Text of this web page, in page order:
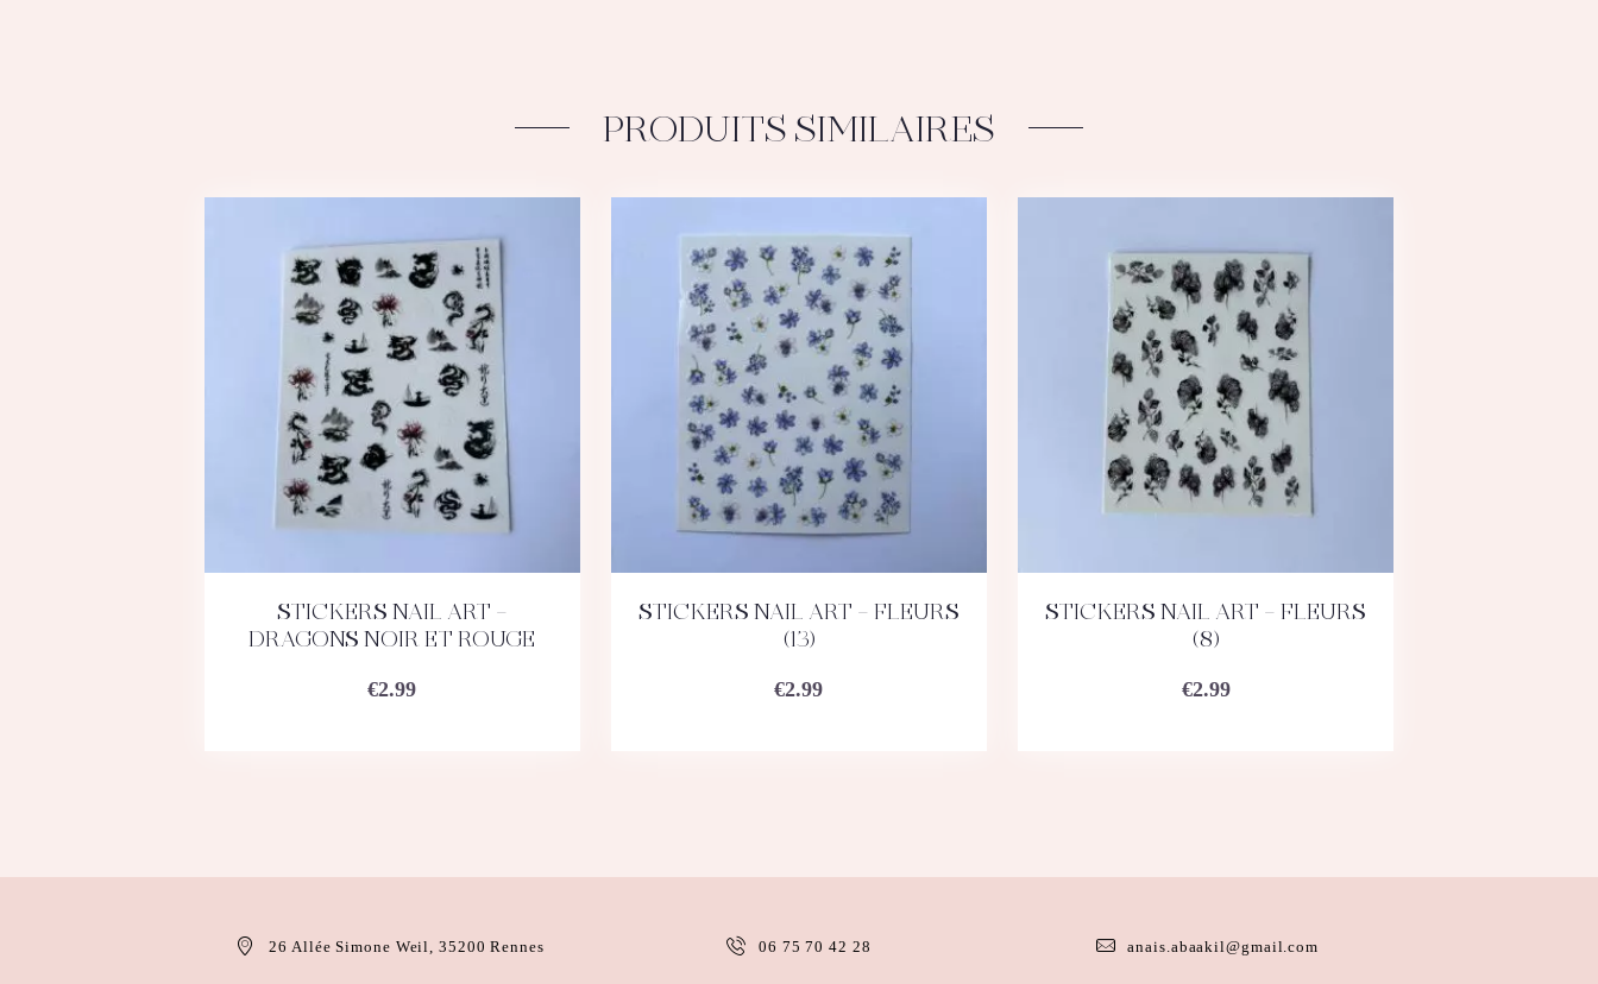
PRODUITS SIMILAIRES
ACHETEZ DÉTAILS
STICKERS NAIL ART –
DRAGONS NOIR ET ROUGE
€2.99
ACHETEZ DÉTAILS
STICKERS NAIL ART – FLEURS
(13)
€2.99
ACHETEZ DÉTAILS
STICKERS NAIL ART – FLEURS
(8)
€2.99
26 Allée Simone Weil, 35200 Rennes 06 75 70 42 28 anais.abaakil@gmail.com